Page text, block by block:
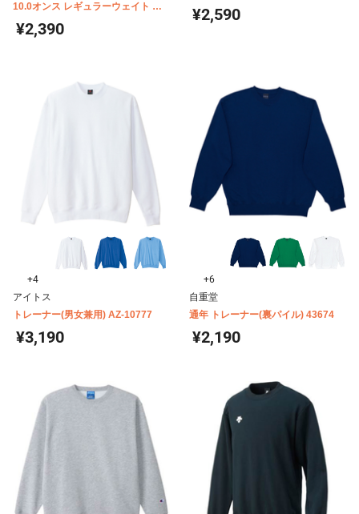
10.0オンス レギュラーウェイト ス
ウェットシャツ キッズ SW2210
¥2,390
ックスウェット TRW-139
¥2,590
+4
アイトス
トレーナー(男女兼用) AZ-10777
¥3,190
+6
自重堂
通年 トレーナー(裏パイル) 43674
¥2,190